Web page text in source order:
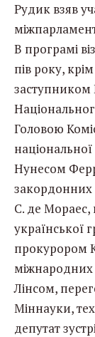
Рудик взяв
В програмі
пів року,
заступником
Головою
Нунесом
закордонних
С. де Мораес,
української
прокурором
міжнародних
Лінсом,
Міннауки,
депутат